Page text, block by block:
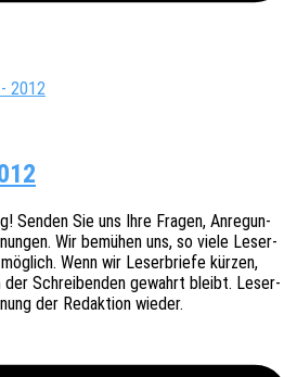
2012
Senden Sie uns Ihre Fragen, Anre­gun­
Wir bemü­hen uns, so viele Leser­
Wenn wir Leser­brie­fe kürzen,
der Schrei­ben­den gewahrt bleibt. Leser­
der Redak­ti­on wieder.